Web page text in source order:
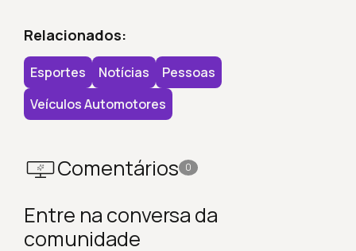
Relacionados:
Esportes Notícias
Pessoas
Veículos Automotores
Comentários 0
Entre na conversa da
comunidade